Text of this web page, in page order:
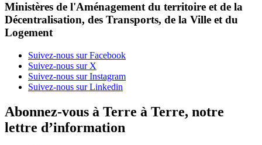
Ministères de l'Aménagement du territoire et de la
Décentralisation, des Transports, de la Ville et du
Logement
Suivez-nous sur Facebook
Suivez-nous sur X
Suivez-nous sur Instagram
Suivez-nous sur Linkedin
Abonnez-vous à Terre à Terre, notre
lettre d’information